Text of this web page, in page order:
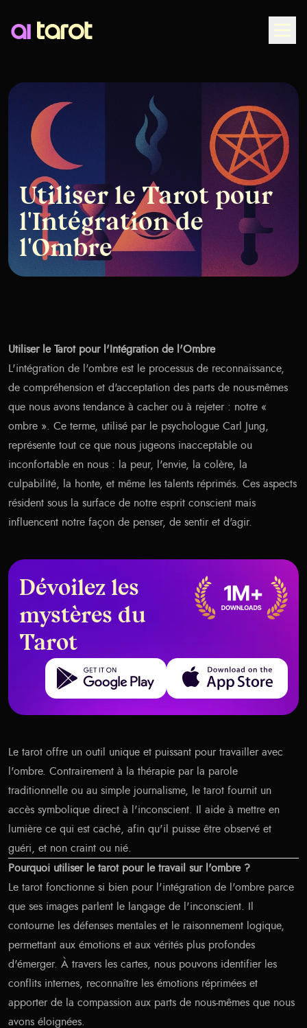
Utiliser le Tarot pour
l'Intégration de
l'Ombre
Utiliser le Tarot pour l'Intégration de l'Ombre
L'intégration de l'ombre est le processus de reconnaissance,
de compréhension et d'acceptation des parts de nous-mêmes
que nous avons tendance à cacher ou à rejeter : notre «
ombre ». Ce terme, utilisé par le psychologue Carl Jung,
représente tout ce que nous jugeons inacceptable ou
inconfortable en nous : la peur, l'envie, la colère, la
culpabilité, la honte, et même les talents réprimés. Ces aspects
résident sous la surface de notre esprit conscient mais
influencent notre façon de penser, de sentir et d'agir.
Dévoilez les
mystères du
Tarot
Get it on Google Play Download on the App Store
Le tarot offre un outil unique et puissant pour travailler avec
l'ombre. Contrairement à la thérapie par la parole
traditionnelle ou au simple journalisme, le tarot fournit un
accès symbolique direct à l'inconscient. Il aide à mettre en
lumière ce qui est caché, afin qu'il puisse être observé et
guéri, et non craint ou nié.
Pourquoi utiliser le tarot pour le travail sur l'ombre ?
Le tarot fonctionne si bien pour l'intégration de l'ombre parce
que ses images parlent le langage de l'inconscient. Il
contourne les défenses mentales et le raisonnement logique,
permettant aux émotions et aux vérités plus profondes
d'émerger. À travers les cartes, nous pouvons identifier les
conflits internes, reconnaître les émotions réprimées et
apporter de la compassion aux parts de nous-mêmes que nous
avons éloignées.